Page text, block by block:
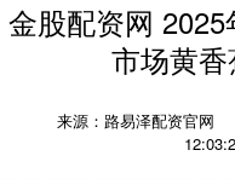
金股配资网
市场黄
来源：路易泽配资官网